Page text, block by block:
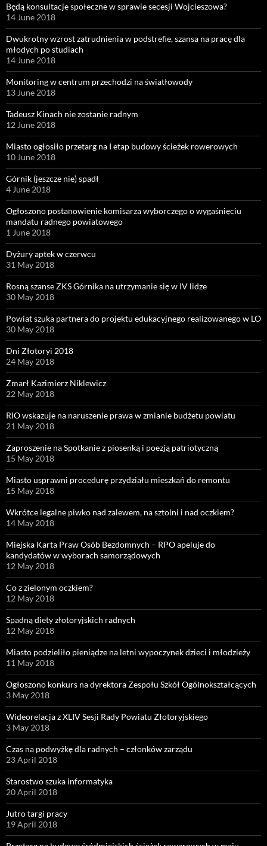
Będą konsultacje społeczne w sprawie secesji Wojcieszowa?
14 June 2018
Dwukrotny wzrost zatrudnienia w podstrefie, szansa na pracę dla
młodych po studiach
14 June 2018
Monitoring w centrum przechodzi na światłowody
13 June 2018
Tadeusz Kinach nie zostanie radnym
12 June 2018
Miasto ogłosiło przetarg na I etap budowy ścieżek rowerowych
10 June 2018
Górnik (jeszcze nie) spadł
4 June 2018
Ogłoszono postanowienie komisarza wyborczego o wygaśnięciu
mandatu radnego powiatowego
1 June 2018
Dyżury aptek w czerwcu
31 May 2018
Rosną szanse ZKS Górnika na utrzymanie się w IV lidze
30 May 2018
Powiat szuka partnera do projektu edukacyjnego realizowanego w LO
30 May 2018
Dni Złotoryi 2018
24 May 2018
Zmarł Kazimierz Niklewicz
22 May 2018
RIO wskazuje na naruszenie prawa w zmianie budżetu powiatu
21 May 2018
Zaproszenie na Spotkanie z piosenką i poezją patriotyczną
15 May 2018
Miasto usprawni procedurę przydziału mieszkań do remontu
15 May 2018
Wkrótce legalne piwko nad zalewem, na sztolni i nad oczkiem?
14 May 2018
Miejska Karta Praw Osób Bezdomnych – RPO apeluje do
kandydatów w wyborach samorządowych
12 May 2018
Co z zielonym oczkiem?
12 May 2018
Spadną diety złotoryjskich radnych
12 May 2018
Miasto podzieliło pieniądze na letni wypoczynek dzieci i młodzieży
11 May 2018
Ogłoszono konkurs na dyrektora Zespołu Szkół Ogólnokształcących
3 May 2018
Wideorelacja z XLIV Sesji Rady Powiatu Złotoryjskiego
3 May 2018
Czas na podwyżkę dla radnych – członków zarządu
23 April 2018
Starostwo szuka informatyka
20 April 2018
Jutro targi pracy
19 April 2018